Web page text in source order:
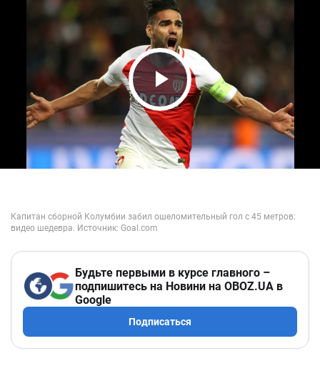
Play Video
Будьте первыми в курсе главного –
подпишитесь на Новини на OBOZ.UA в
Google
Подписаться